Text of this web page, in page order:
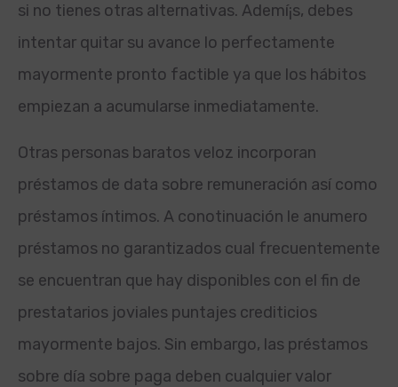
si no tienes otras alternativas. Ademí¡s, debes
intentar quitar su avance lo perfectamente
mayormente pronto factible ya que los hábitos
empiezan a acumularse inmediatamente.
Otras personas baratos veloz incorporan
préstamos de data sobre remuneración así­ como
préstamos íntimos. A conotinuación le anumero
préstamos no garantizados cual frecuentemente
se encuentran que hay disponibles con el fin de
prestatarios joviales puntajes crediticios
mayormente bajos. Sin embargo, las préstamos
sobre día sobre paga deben cualquier valor